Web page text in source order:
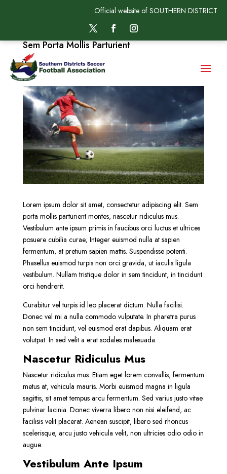
Official website of SOUTHERN DISTRICT
Sem Porta Mollis Parturient
bySDSFAadmin|May 19, 2025
Lorem ipsum dolor sit amet, consectetur adipiscing elit. Sem
porta mollis parturient montes, nascetur ridiculus mus.
Vestibulum ante ipsum primis in faucibus orci luctus et ultrices
posuere cubilia curae; Integer euismod nulla at sapien
fermentum, at pretium sapien mattis. Suspendisse potenti.
Phasellus euismod turpis non orci gravida, ut iaculis ligula
vestibulum. Nullam tristique dolor in sem tincidunt, in tincidunt
orci hendrerit.
Curabitur vel turpis id leo placerat dictum. Nulla facilisi.
Donec vel mi a nulla commodo vulputate. In pharetra purus
non sem tincidunt, vel euismod erat dapibus. Aliquam erat
volutpat. In sed velit a erat sodales malesuada.
Nascetur Ridiculus Mus
Nascetur ridiculus mus. Etiam eget lorem convallis, fermentum
metus at, vehicula mauris. Morbi euismod magna in ligula
sagittis, sit amet tempus arcu fermentum. Sed varius justo vitae
pulvinar lacinia. Donec viverra libero non nisi eleifend, ac
facilisis velit placerat. Aenean suscipit, libero sed rhoncus
scelerisque, arcu justo vehicula velit, non ultricies odio odio in
augue.
Vestibulum Ante Ipsum